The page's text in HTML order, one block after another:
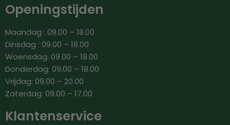
Openingstijden
Maandag : 09.00 – 18.00
Dinsdag : 09.00 – 18.00
Woensdag: 09.00 – 18.00
Donderdag: 09.00 – 18.00
Vrijdag: 09.00 – 20.00
Zaterdag: 09.00 – 17.00
Klantenservice